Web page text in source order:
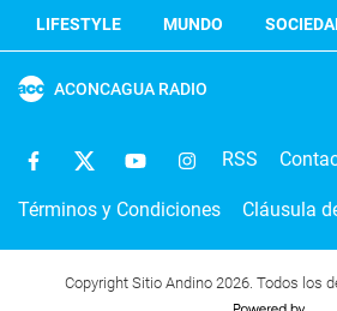
LIFESTYLE
MUNDO
ACONCAGUA RADIO
RSS
Términos y Condiciones Cláusula
Copyright Sitio Andino 2026. Todos los